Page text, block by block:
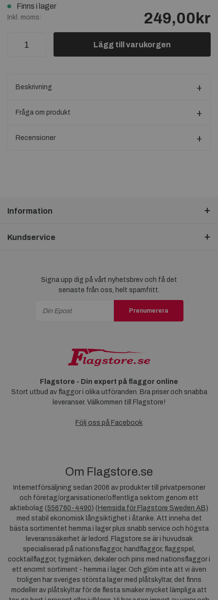
Finns i lager
Inkl. moms: 249,00kr
Lägg till varukorgen
Beskrivning
Fråga om produkt
Recensioner
Information
Kundservice
Signa upp dig på vårt nyhetsbrev och få det
senaste från oss, helt spamfritt.
Prenumerera
Flagstore - Din expert på flaggor online
Stort utbud av flaggor i olika utföranden. Bra priser och snabba
leveranser. Välkommen till Flagstore!
Följ oss på Facebook
Om Flagstore.se
Internetförsäljning sedan 2006 av produkter till privatpersoner
och företag/organisationer/offentliga sektorn genom ett
aktiebolag (556760-4490) ( Hemsida för Flagstore Sweden AB)
med stabil ekonomisk långsiktighet i åtanke. Att inneha det
bästa sortimentet hemma i lager plus snabb service och högsta
leveranssäkerhet är ledord. Flagstore.se är i huvudsak
specialiserad på nationsflaggor, handflaggor, flaggspel,
cocktailflaggor, tygmärken, dekaler och pins med nationsflaggor i
ett enormt sortiment - hemma i lager. Och glöm inte att vi även
troligen har sveriges största lager med plåtskyltar, det finns
modeller av plåtskyltar för de flesta smaker mycket lämpliga att